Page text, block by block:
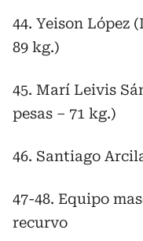
44. Yeison López
89 kg.)
45. Marí Leivis
pesas – 71 kg.)
46. Santiago
47-48. Equipo
recurvo